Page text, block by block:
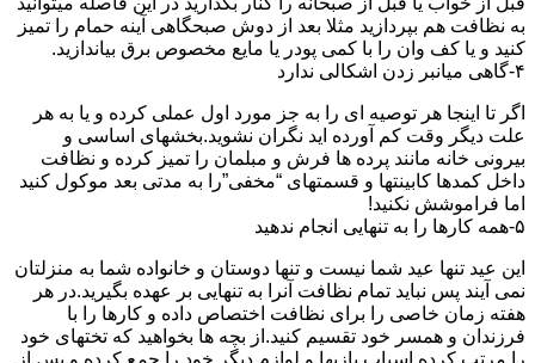
به نظافت هم بپردازید مثلا بعد از دوش صبحگاهی آینه حمام را تمیز
کنید و یا کف وان را با کمی پودر یا مایع مخصوص برق بیاندازید.
۴-گاهی میانبر زدن اشکالی ندارد
اگر تا اینجا هر توصیه ای را به جز مورد اول عملی کرده و یا به هر
علت دیگر وقت کم آورده اید نگران نشوید.بخشهای اساسی و
بیرونی خانه مانند پرده ها فرش و مبلمان را تمیز کرده و نظافت
داخل کمدها کابینتها و قسمتهای “مخفی”را به مدتی بعد موکول کنید
اما فراموشش نکنید!
۵-همه کارها را به تنهایی انجام ندهید
این عید تنها عید شما نیست و تنها دوستان و خانواده شما به منزلتان
نمی آیند پس نباید تمام نظافت آنرا به تنهایی بر عهده بگیرید.در هر
هفته زمان خاصی را برای نظافت اختصاص داده و کارها را با
فرزندان و همسر خود تقسیم کنید.از بچه ها بخواهید که تختهای خود
را مرتب کرده اسباب بازیها و لوازم دیگر خود را جمع کرده و پس از